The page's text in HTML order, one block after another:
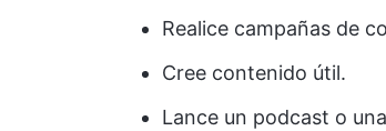
Realice campañas de
Cree contenido útil.
Lance un podcast o